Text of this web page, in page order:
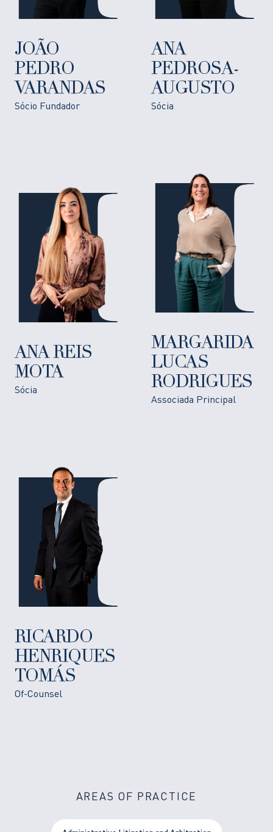
JOÃO
PEDRO
VARANDAS
Sócio Fundador
ANA
PEDROSA-
AUGUSTO
Sócia
ANA REIS
MOTA
Sócia
MARGARIDA
LUCAS
RODRIGUES
Associada Principal
RICARDO
HENRIQUES
TOMÁS
Of-Counsel
AREAS OF PRACTICE